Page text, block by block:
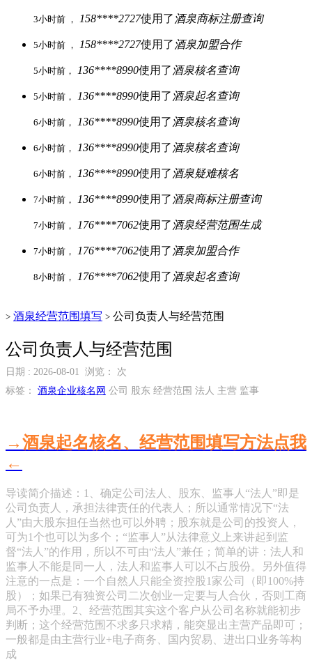
3小时前 ， 158****2727使用了 酒泉商标注册查询
5小时前 ， 158****2727使用了 酒泉加盟合作
5小时前， 136****8990使用了 酒泉核名查询
5小时前， 136****8990使用了 酒泉起名查询
6小时前， 136****8990使用了 酒泉核名查询
6小时前， 136****8990使用了 酒泉核名查询
6小时前， 136****8990使用了 酒泉疑难核名
7小时前， 136****8990使用了 酒泉商标注册查询
7小时前， 176****7062使用了 酒泉经营范围生成
7小时前， 176****7062使用了 酒泉加盟合作
8小时前， 176****7062使用了 酒泉起名查询
> 酒泉经营范围填写 > 公司负责人与经营范围
公司负责人与经营范围
日期 : 2026-08-01 浏览：
次
标签： 酒泉企业核名网 公司 股东 经营范围 法人 主营 监事
→酒泉起名核名、经营范围填写方法点我
←
导读简介描述：1、确定公司法人、股东、监事人“法人”即是
公司负责人，承担法律责任的代表人；所以通常情况下“法
人”由大股东担任当然也可以外聘；股东就是公司的投资人，
可为1个也可以为多个；“监事人”从法律意义上来讲起到监
督“法人”的作用，所以不可由“法人”兼任；简单的讲：法人和
监事人不能是同一人，法人和监事人可以不占股份。另外值得
注意的一点是：一个自然人只能全资控股1家公司（即100%持
股）；如果已有独资公司二次创业一定要与人合伙，否则工商
局不予办理。2、经营范围其实这个客户从公司名称就能初步
判断；这个经营范围不求多只求精，能突显出主营产品即可；
一般都是由主营行业+电子商务、国内贸易、进出口业务等构
成